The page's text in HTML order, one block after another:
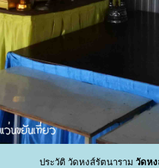
ประวัติ วัดหงส์รัตนาราม วัดหง